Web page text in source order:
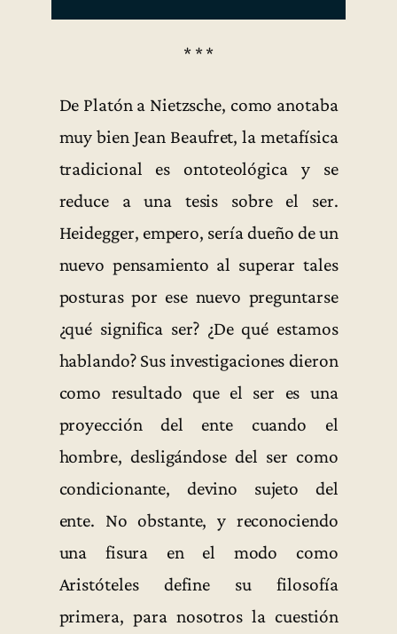
* * *
De Platón a Nietzsche, como anotaba
muy bien Jean Beaufret, la metafísica
tradicional es ontoteológica y se
reduce a una tesis sobre el ser.
Heidegger, empero, sería dueño de un
nuevo pensamiento al superar tales
posturas por ese nuevo preguntarse
¿qué significa ser? ¿De qué estamos
hablando? Sus investigaciones dieron
como resultado que el ser es una
proyección del ente cuando el
hombre, desligándose del ser como
condicionante, devino sujeto del
ente. No obstante, y reconociendo
una fisura en el modo como
Aristóteles define su filosofía
primera, para nosotros la cuestión